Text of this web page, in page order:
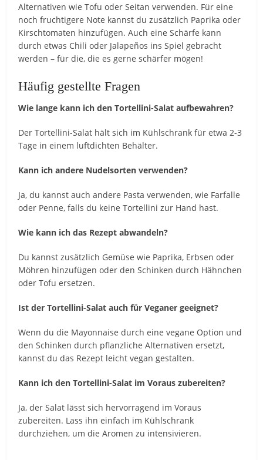
Alternativen wie Tofu oder Seitan verwenden. Für eine
noch fruchtigere Note kannst du zusätzlich Paprika oder
Kirschtomaten hinzufügen. Auch eine Schärfe kann
durch etwas Chili oder Jalapeños ins Spiel gebracht
werden – für die, die es gerne schärfer mögen!
Häufig gestellte Fragen
Wie lange kann ich den Tortellini-Salat aufbewahren?
Der Tortellini-Salat hält sich im Kühlschrank für etwa 2-3
Tage in einem luftdichten Behälter.
Kann ich andere Nudelsorten verwenden?
Ja, du kannst auch andere Pasta verwenden, wie Farfalle
oder Penne, falls du keine Tortellini zur Hand hast.
Wie kann ich das Rezept abwandeln?
Du kannst zusätzlich Gemüse wie Paprika, Erbsen oder
Möhren hinzufügen oder den Schinken durch Hähnchen
oder Tofu ersetzen.
Ist der Tortellini-Salat auch für Veganer geeignet?
Wenn du die Mayonnaise durch eine vegane Option und
den Schinken durch pflanzliche Alternativen ersetzt,
kannst du das Rezept leicht vegan gestalten.
Kann ich den Tortellini-Salat im Voraus zubereiten?
Ja, der Salat lässt sich hervorragend im Voraus
zubereiten. Lass ihn einfach im Kühlschrank
durchziehen, um die Aromen zu intensivieren.